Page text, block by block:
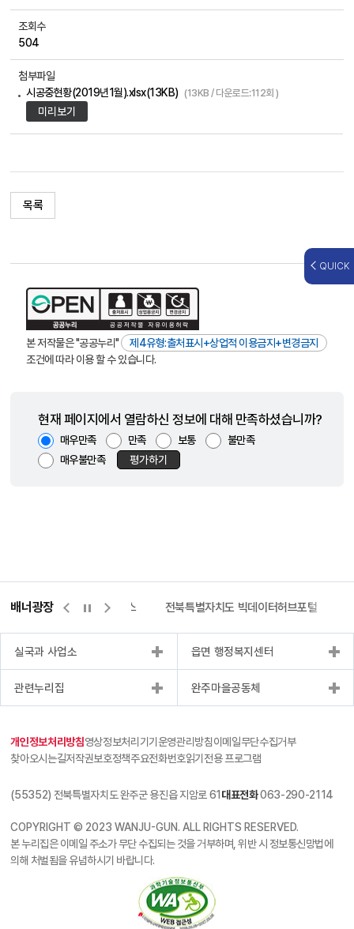
조회수
504
첨부파일
시공중현황(2019년1월).xlsx(13KB) (13KB / 다운로드:112회 )
미리보기
목록
본 저작물은 "공공누리"
제4유형:출처표시+상업적 이용금지+변경금지
조건에 따라 이용 할 수 있습니다.
현재 페이지에서 열람하신 정보에 대해 만족하셨습니까?
매우만족 만족 보통
불만족
매우불만족
평가하기
QUICK
배너광장
량바로처리센터 위택스 전북특별자치도 빅데이터허브포털
실국과 사업소 읍면 행정복지센터
관련누리집 완주마을공동체
개인정보처리방침영상정보처리기기운영관리방침이메일무단수집거부
찾아오시는길저작권보호정책주요전화번호읽기전용 프로그램
(55352) 전북특별자치도 완주군 용진읍 지암로 61 대표전화063-290-2114
COPYRIGHT © 2023 WANJU-GUN. ALL RIGHTS RESERVED.
본 누리집은 이메일 주소가 무단 수집되는 것을 거부하며, 위반 시 정보통신망법에
의해 처벌됨을 유념하시기 바랍니다.